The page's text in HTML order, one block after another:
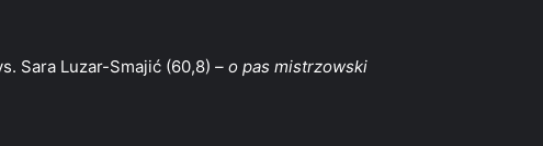
Sara Luzar-Smajić (60,8) – o pas mistrzowski